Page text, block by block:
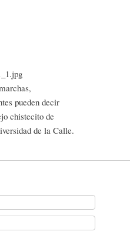
pueden decir
chistecito de
de la Calle.